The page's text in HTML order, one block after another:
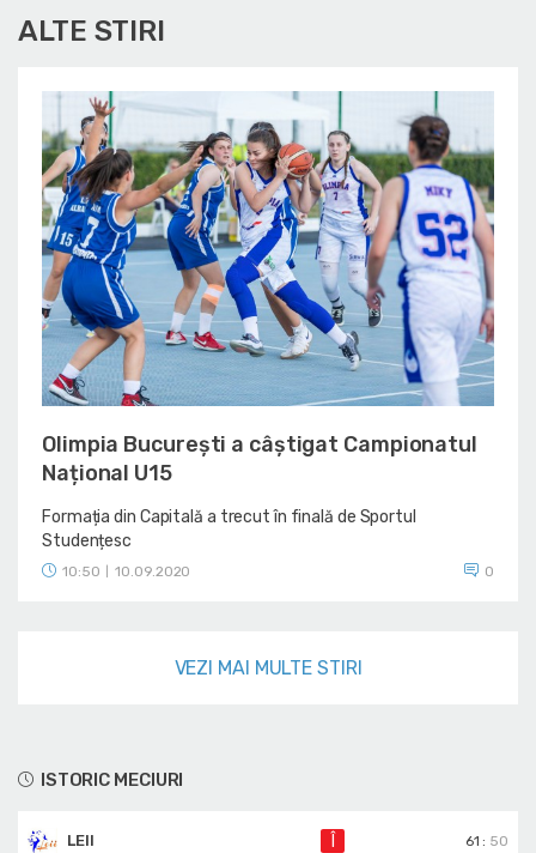
ISTORIC MECIURI
LEII 61 : 50
ALTE STIRI
Olimpia București a câștigat Campionatul
Național U15
Formația din Capitală a trecut în finală de Sportul
Studențesc
10:50 10.09.2020 0
VEZI MAI MULTE STIRI